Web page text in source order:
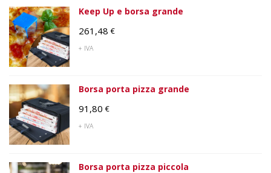
Keep Up e borsa grande
261,48 €
+ IVA
Borsa porta pizza grande
91,80 €
+ IVA
Borsa porta pizza piccola